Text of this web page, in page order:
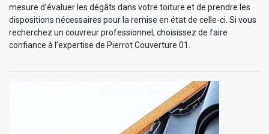
mesure d’évaluer les dégâts dans votre toiture et de prendre les
dispositions nécessaires pour la remise en état de celle-ci. Si vous
recherchez un couvreur professionnel, choisissez de faire
confiance à l’expertise de Pierrot Couverture 01.